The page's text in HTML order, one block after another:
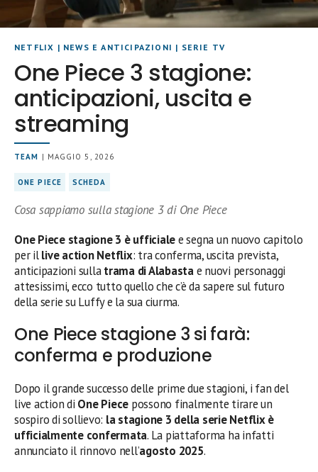
NETFLIX | NEWS E ANTICIPAZIONI | SERIE TV
One Piece 3 stagione:
anticipazioni, uscita e
streaming
TEAM | MAGGIO 5, 2026
ONE PIECE SCHEDA
Cosa sappiamo sulla stagione 3 di One Piece
One Piece stagione 3 è ufficialee segna un nuovo capitolo
per illive action Netflix: tra conferma, uscita prevista,
anticipazioni sullatrama di Alabastae nuovi personaggi
attesissimi, ecco tutto quello che c’è da sapere sul futuro
della serie su Luffy e la sua ciurma.
One Piece stagione 3 si farà:
conferma e produzione
Dopo il grande successo delle prime due stagioni, i fan del
live action di One Piece possono finalmente tirare un
sospiro di sollievo: la stagione 3 della serie Netflix è
ufficialmente confermata. La piattaforma ha infatti
annunciato il rinnovo nell’agosto 2025.